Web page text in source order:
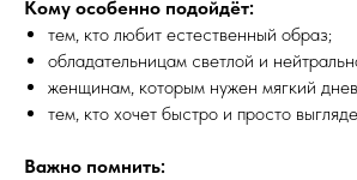
Кому особенно подойдёт:
тем, кто любит естественный образ;
обладательницам светлой и
женщинам, которым нужен мягкий
тем, кто хочет быстро и просто
Важно помнить: